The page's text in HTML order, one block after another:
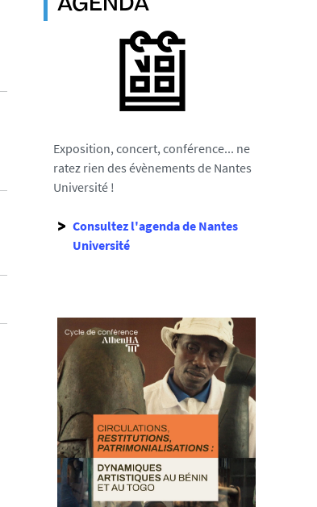
AGENDA
Exposition, concert, conférence... ne
ratez rien des évènements de Nantes
Université !
Consultez l'agenda de Nantes
Université